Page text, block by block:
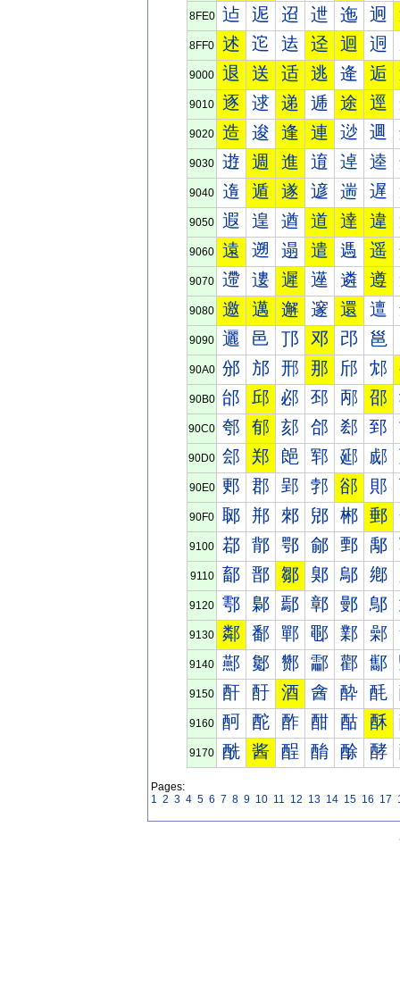
8FE0 迠 迡 迢 迣 迤 迥
8FF0 述 迱 迲 迳 迴 迵
9000 退 送 适 逃 逄 逅
9010 逐 逑 递 逓 途 逕
9020 造 逡 逢 連 逤 逥
9030 逰 週 進 逳 逴 逵
9040 遀 遁 遂 遃 遄 遅
9050 遐 遑 遒 道 達 違
9060 遠 遡 遢 遣 遤 遥
9070 遰 遱 遲 遳 遴 遵
9080 邀 邁 邂 邃 還 邅
9090 邐 邑 邒 邓 邔 邕
90A0 邠 邡 邢 那 邤 邥
90B0 邰 邱 邲 邳 邴 邵
90C0 郀 郁 郂 郃 郄 郅
90D0 郐 郑 郒 郓 郔 郕
90E0 郠 郡 郢 郣 郤 郥
90F0 郰 郱 郲 郳 郴 郵
9100 鄀 鄁 鄂 鄃 鄄 鄅
9110 鄐 鄑 鄒 鄓 鄔 鄕
9120 鄠 鄡 鄢 鄣 鄤 鄥
9130 鄰 鄱 鄲 鄳 鄴 鄵
9140 酀 酁 酂 酃 酄 酅
9150 酐 酑 酒 酓 酔 酕
9160 酠 酡 酢 酣 酤 酥
9170 酰 酱 酲 酳 酴 酵
Pages:
1 2 3 4 5 6 7 8 9 10 11 12 13 14 15 16 17